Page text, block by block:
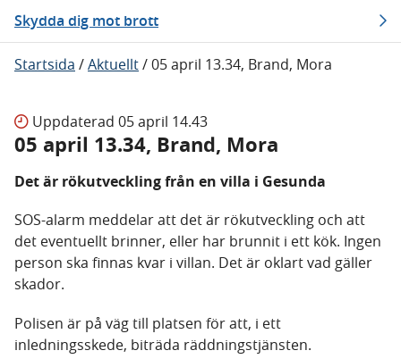
Skydda dig mot brott
Startsida /Aktuellt/05 april 13.34, Brand, Mora
Uppdaterad 05 april 14.43
05 april 13.34, Brand, Mora
Det är rökutveckling från en villa i Gesunda
SOS-alarm meddelar att det är rökutveckling och att
det eventuellt brinner, eller har brunnit i ett kök. Ingen
person ska finnas kvar i villan. Det är oklart vad gäller
skador.
Polisen är på väg till platsen för att, i ett
inledningsskede, biträda räddningstjänsten.